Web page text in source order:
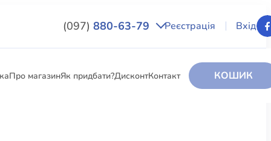
(097) 880-63-79 Реєстрація Вхід
Про магазинЯк придбати?ДисконтКонтакт КОШИК